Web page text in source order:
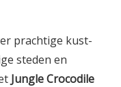
prachtige kust-
steden en
Jungle Crocodile